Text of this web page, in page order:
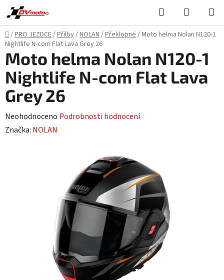
Přejít
na
obsah
Hledat
KOŠÍK
Domů
/PRO JEZDCE/Přilby/NOLAN/Překlopné/Moto helma Nolan N120-1
Nightlife N-com Flat Lava Grey 26
Moto helma Nolan N120-1
Nightlife N-com Flat Lava
Grey 26
Průměrné
hodnocení
Neohodnoceno Podrobnosti hodnocení
Značka: NOLAN